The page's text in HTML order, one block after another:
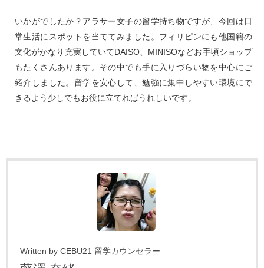
いかがでしたか？アラサー女子の留学持ち物ですが、今回は日
常生活にスポットを当ててみました。フィリピンにも他国籍の
文化がかなり充実していてDAISO、MINISOなどお手頃ショップ
もたくさんあります。その中でも手に入りづらい物を中心にご
紹介しました。留学を安心して、勉強に集中しやすい環境にで
きるよう少しでもお役に立てればうれしいです。
Written by CEBU21 留学カウンセラー